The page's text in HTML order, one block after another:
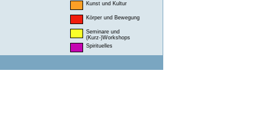
Kunst und Kultur
Körper und Bewegung
Seminare und
(Kurz-)Workshops
Spirituelles